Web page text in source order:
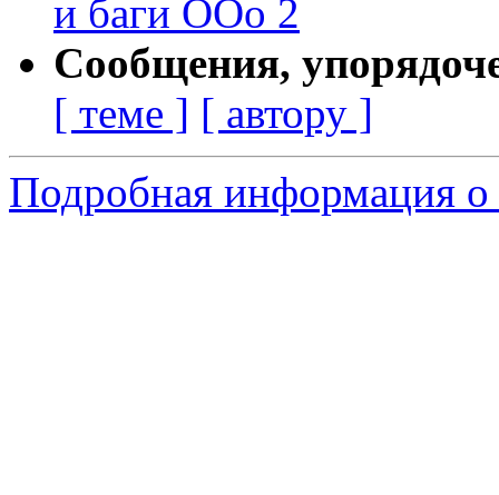
и баги ООо 2
Сообщения,
[ теме ] [ автору ]
Подробная информация о